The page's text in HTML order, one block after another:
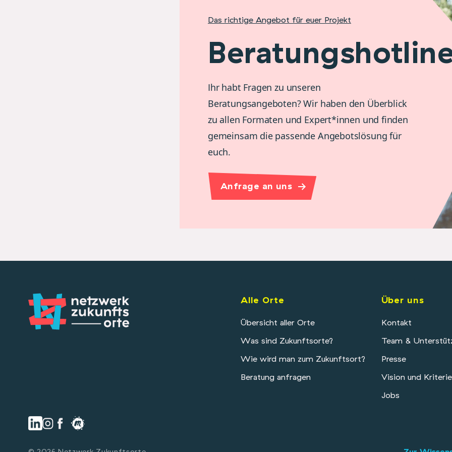
Das richtige Angebot für euer Projekt
Ihr habt Fragen zu unseren
Beratungsangeboten? Wir haben den Überblick
zu allen Formaten und Expert*innen und finden
gemeinsam die passende Angebotslösung für
euch.
Anfrage an uns
Alle Orte
Übersicht aller Orte
Was sind Zukunftsorte?
Wie wird man zum Zukunftsort?
Beratung anfragen
Über uns
Kontakt
Team &
Presse
Vision und
Jobs